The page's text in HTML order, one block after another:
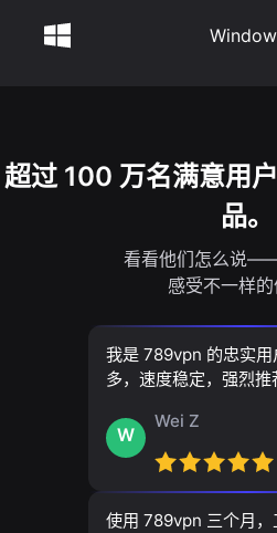
超过 100 万名满意用
品。
看看他们怎么说——
感受不一样的
我是 789vpn 的忠实
多，速度稳定，强烈推
W
Wei Z
使用 789vpn 三个月，